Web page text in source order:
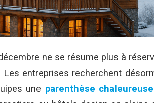
ne se résume plus à
Les entreprises recherchent
une parenthèse chaleureuse